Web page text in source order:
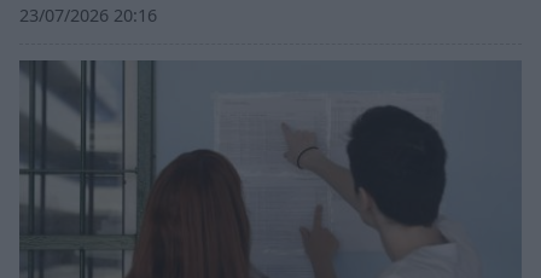
23/07/2026 20:16